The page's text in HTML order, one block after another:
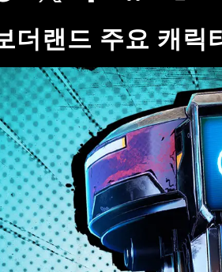
더랜드 주요 캐릭